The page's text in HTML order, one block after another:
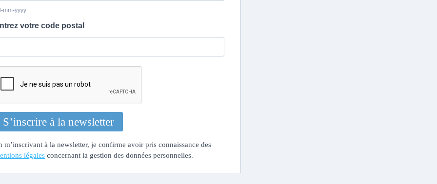
mm-yyyy
votre code postal
S’inscrire à la newsletter
m’inscrivant à la newsletter, je confirme avoir pris connaissance des
légales concernant la gestion des données personnelles.